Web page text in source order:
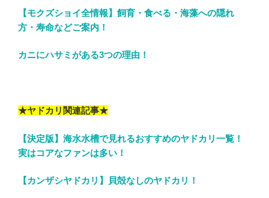
【モクズショイ全情報】飼育・食べる・海藻への隠れ
方・寿命などご案内！
カニにハサミがある3つの理由！
★ヤドカリ関連記事★
【決定版】海水水槽で見れるおすすめのヤドカリ一覧！
実はコアなファンは多い！
【カンザシヤドカリ】貝殻なしのヤドカリ！